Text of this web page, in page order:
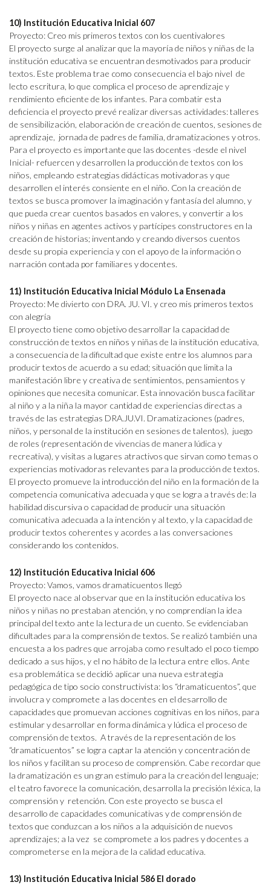
10) Institución Educativa Inicial 607
Proyecto: Creo mis primeros textos con los cuentivalores
El proyecto surge al analizar que la mayoría de niños y niñas de la
institución educativa se encuentran desmotivados para producir
textos. Este problema trae como consecuencia el bajo nivel de
lecto escritura, lo que complica el proceso de aprendizaje y
rendimiento eficiente de los infantes. Para combatir esta
deficiencia el proyecto prevé realizar diversas actividades: talleres
de sensibilización, elaboración de creación de cuentos, sesiones de
aprendizaje, jornada de padres de familia, dramatizaciones y otros.
Para el proyecto es importante que las docentes -desde el nivel
Inicial- refuercen y desarrollen la producción de textos con los
niños, empleando estrategias didácticas motivadoras y que
desarrollen el interés consiente en el niño. Con la creación de
textos se busca promover la imaginación y fantasía del alumno, y
que pueda crear cuentos basados en valores, y convertir a los
niños y niñas en agentes activos y partícipes constructores en la
creación de historias; inventando y creando diversos cuentos
desde su propia experiencia y con el apoyo de la información o
narración contada por familiares y docentes.
11) Institución Educativa Inicial Módulo La Ensenada
Proyecto: Me divierto con DRA. JU. VI. y creo mis primeros textos
con alegría
El proyecto tiene como objetivo desarrollar la capacidad de
construcción de textos en niños y niñas de la institución educativa,
a consecuencia de la dificultad que existe entre los alumnos para
producir textos de acuerdo a su edad; situación que limita la
manifestación libre y creativa de sentimientos, pensamientos y
opiniones que necesita comunicar. Esta innovación busca facilitar
al niño y a la niña la mayor cantidad de experiencias directas a
través de las estrategias DRA.JU.VI. Dramatizaciones (padres,
niños, y personal de la institución en sesiones de talentos), juego
de roles (representación de vivencias de manera lúdica y
recreativa), y visitas a lugares atractivos que sirvan como temas o
experiencias motivadoras relevantes para la producción de textos.
El proyecto promueve la introducción del niño en la formación de la
competencia comunicativa adecuada y que se logra a través de: la
habilidad discursiva o capacidad de producir una situación
comunicativa adecuada a la intención y al texto, y la capacidad de
producir textos coherentes y acordes a las conversaciones
considerando los contenidos.
12) Institución Educativa Inicial 606
Proyecto: Vamos, vamos dramaticuentos llegó
El proyecto nace al observar que en la institución educativa los
niños y niñas no prestaban atención, y no comprendían la idea
principal del texto ante la lectura de un cuento. Se evidenciaban
dificultades para la comprensión de textos. Se realizó también una
encuesta a los padres que arrojaba como resultado el poco tiempo
dedicado a sus hijos, y el no hábito de la lectura entre ellos. Ante
esa problemática se decidió aplicar una nueva estrategia
pedagógica de tipo socio constructivista: los “dramaticuentos”, que
involucra y compromete a las docentes en el desarrollo de
capacidades que promuevan acciones cognitivas en los niños, para
estimular y desarrollar en forma dinámica y lúdica el proceso de
comprensión de textos. A través de la representación de los
“dramaticuentos” se logra captar la atención y concentración de
los niños y facilitan su proceso de comprensión. Cabe recordar que
la dramatización es un gran estimulo para la creación del lenguaje;
el teatro favorece la comunicación, desarrolla la precisión léxica, la
comprensión y retención. Con este proyecto se busca el
desarrollo de capacidades comunicativas y de comprensión de
textos que conduzcan a los niños a la adquisición de nuevos
aprendizajes; a la vez se compromete a los padres y docentes a
comprometerse en la mejora de la calidad educativa.
13) Institución Educativa Inicial 586 El dorado